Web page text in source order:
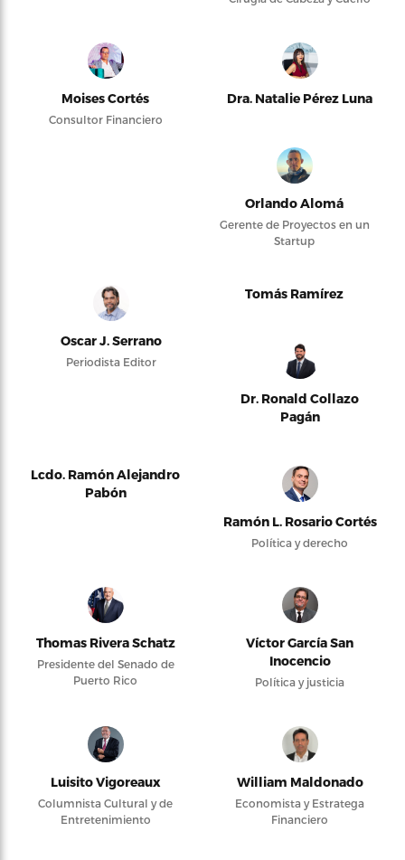
Moises Cortés
Consultor Financiero
Dra. Natalie Pérez Luna
Orlando Alomá
Gerente de Proyectos en un
Startup
Oscar J. Serrano
Periodista Editor
Tomás Ramírez
Dr. Ronald Collazo
Pagán
Lcdo. Ramón Alejandro
Pabón
Ramón L. Rosario Cortés
Política y derecho
Thomas Rivera Schatz
Presidente del Senado de
Puerto Rico
Víctor García San
Inocencio
Política y justicia
Luisito Vigoreaux
Columnista Cultural y de
Entretenimiento
William Maldonado
Economista y Estratega
Financiero